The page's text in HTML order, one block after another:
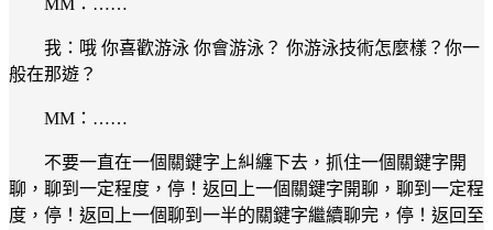
我：哦 你喜歡游泳 你會游泳？ 你游泳技術怎麼樣？你一
般在那遊？
MM：……
不要一直在一個關鍵字上糾纏下去，抓住一個關鍵字開
聊，聊到一定程度，停！返回上一個關鍵字開聊，聊到一定程
度，停！返回上一個聊到一半的關鍵字繼續聊完，停！返回至